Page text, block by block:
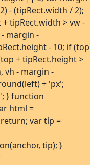
- (tipRect.width / 2);
tipRect.width > vw -
margin -
- 10; if (top
+ tipRect.height >
vh - margin -
+ 'px';
} function
html =
var tip =
tip); }